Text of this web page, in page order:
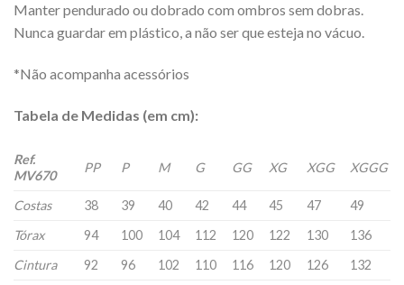
Manter pendurado ou dobrado com ombros sem dobras.
Nunca guardar em plástico, a não ser que esteja no vácuo.
*Não acompanha acessórios
Tabela de Medidas (em cm):
Ref.
MV670
PP P M G GG XG XGG XGGG
Costas 38 39 40 42 44 45 47
49
Tórax
94 100 104 112 120 122 130
136
Cintura
92 96 102 110 116 120 126
132